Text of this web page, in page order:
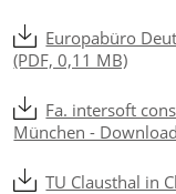
Europabüro
(PDF, 0,11 MB)
Fa. intersoft
München -
TU Clausthal in